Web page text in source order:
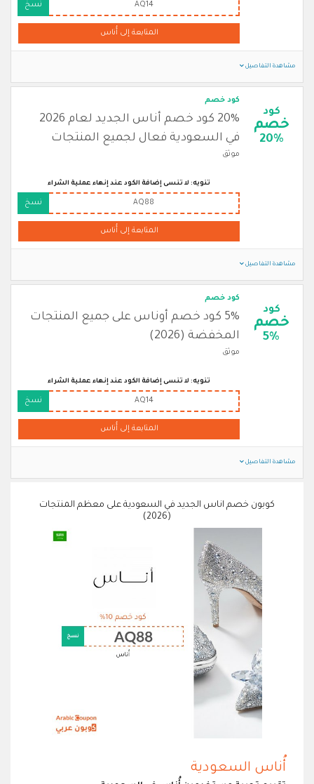
AQ14 نسخ
المتابعة إلى أُناس
مشاهدة التفاصيل
كود
خصم
20%
كود خصم
20% كود خصم أناس الجديد لعام 2026
في السعودية فعال لجميع المنتجات
موثق
تنويه: لا تنسى إضافة الكود عند إنهاء عملية الشراء
AQ88 نسخ
المتابعة إلى أُناس
مشاهدة التفاصيل
كود
خصم
5%
كود خصم
5% كود خصم أوناس على جميع المنتجات
المخفضة (2026)
موثق
تنويه: لا تنسى إضافة الكود عند إنهاء عملية الشراء
AQ14 نسخ
المتابعة إلى أُناس
مشاهدة التفاصيل
كوبون خصم اناس الجديد في السعودية على معظم المنتجات
(2026)
أُناس السعودية